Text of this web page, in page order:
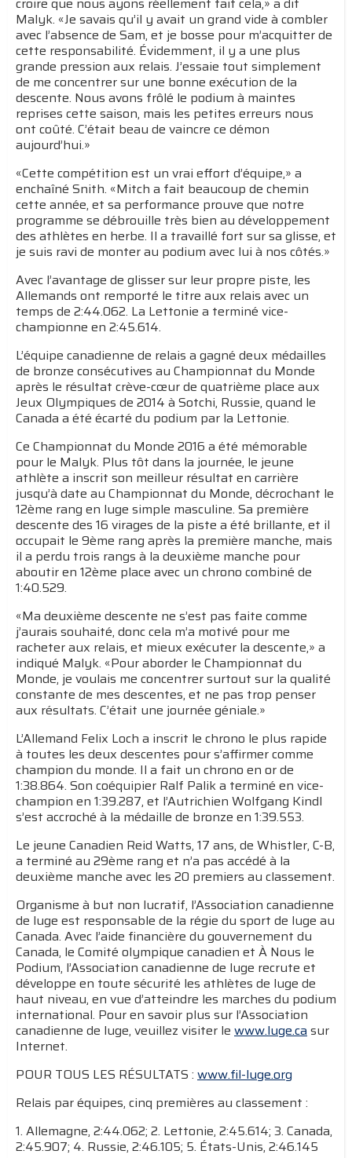
Malyk. «Je savais qu’il y avait un grand vide à combler
avec l’absence de Sam, et je bosse pour m’acquitter de
cette responsabilité. Évidemment, il y a une plus
grande pression aux relais. J’essaie tout simplement
de me concentrer sur une bonne exécution de la
descente. Nous avons frôlé le podium à maintes
reprises cette saison, mais les petites erreurs nous
ont coûté. C’était beau de vaincre ce démon
aujourd’hui.»
«Cette compétition est un vrai effort d’équipe,» a
enchaîné Snith. «Mitch a fait beaucoup de chemin
cette année, et sa performance prouve que notre
programme se débrouille très bien au développement
des athlètes en herbe. Il a travaillé fort sur sa glisse, et
je suis ravi de monter au podium avec lui à nos côtés.»
Avec l’avantage de glisser sur leur propre piste, les
Allemands ont remporté le titre aux relais avec un
temps de 2:44.062. La Lettonie a terminé vice-
championne en 2:45.614.
L’équipe canadienne de relais a gagné deux médailles
de bronze consécutives au Championnat du Monde
après le résultat crève-cœur de quatrième place aux
Jeux Olympiques de 2014 à Sotchi, Russie, quand le
Canada a été écarté du podium par la Lettonie.
Ce Championnat du Monde 2016 a été mémorable
pour le Malyk. Plus tôt dans la journée, le jeune
athlète a inscrit son meilleur résultat en carrière
jusqu’à date au Championnat du Monde, décrochant le
12ème rang en luge simple masculine. Sa première
descente des 16 virages de la piste a été brillante, et il
occupait le 9ème rang après la première manche, mais
il a perdu trois rangs à la deuxième manche pour
aboutir en 12ème place avec un chrono combiné de
1:40.529.
«Ma deuxième descente ne s’est pas faite comme
j’aurais souhaité, donc cela m’a motivé pour me
racheter aux relais, et mieux exécuter la descente,» a
indiqué Malyk. «Pour aborder le Championnat du
Monde, je voulais me concentrer surtout sur la qualité
constante de mes descentes, et ne pas trop penser
aux résultats. C’était une journée géniale.»
L’Allemand Felix Loch a inscrit le chrono le plus rapide
à toutes les deux descentes pour s’affirmer comme
champion du monde. Il a fait un chrono en or de
1:38.864. Son coéquipier Ralf Palik a terminé en vice-
champion en 1:39.287, et l’Autrichien Wolfgang Kindl
s’est accroché à la médaille de bronze en 1:39.553.
Le jeune Canadien Reid Watts, 17 ans, de Whistler, C-B,
a terminé au 29ème rang et n’a pas accédé à la
deuxième manche avec les 20 premiers au classement.
Organisme à but non lucratif, l’Association canadienne
de luge est responsable de la régie du sport de luge au
Canada. Avec l’aide financière du gouvernement du
Canada, le Comité olympique canadien et À Nous le
Podium, l’Association canadienne de luge recrute et
développe en toute sécurité les athlètes de luge de
haut niveau, en vue d’atteindre les marches du podium
international. Pour en savoir plus sur l’Association
canadienne de luge, veuillez visiter le www.luge.casur
Internet.
POUR TOUS LES RÉSULTATS : www.fil-luge.org
Relais par équipes, cinq premières au classement :
1. Allemagne, 2:44.062; 2. Lettonie, 2:45.614; 3. Canada,
2:45.907; 4. Russie, 2:46.105; 5. États-Unis, 2:46.145